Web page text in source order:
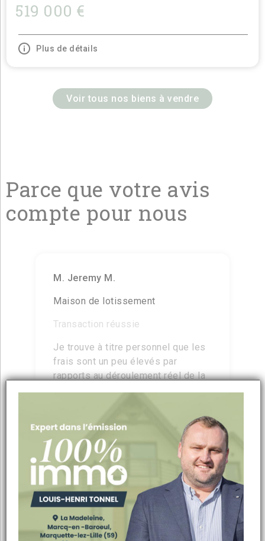
519 000 €
Plus de détails
Voir tous nos biens à vendre
Parce que votre avis
compte pour nous
M. Jeremy M.
Maison de lotissement
Transaction réussie
Je trouve à titre personnel que les
frais sont un peu élevés par
rapports au déroulement réel de la
vente de mon bien, mais je dis ca
dépit de cela, j'ai été très satisfait
de la prestation, de la qualité des
prospects amenés par l'agence et
la disponibilité de l'agent